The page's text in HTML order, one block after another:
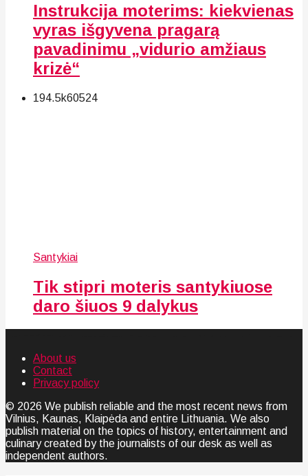
Instrukcija moterims: kiekvienas
vyras išgyvena pragarą
pavadinimu „vidurio amžiaus
krizė“
194.5k60524
Santykiai
Tik stipri moteris santykiuose
daro šiuos 9 dalykus
About us
Contact
Privacy policy
© 2026 We publish reliable and the most recent news from
Vilnius, Kaunas, Klaipėda and entire Lithuania. We also
publish material on the topics of history, entertainment and
culinary created by the journalists of our desk as well as
independent authors.